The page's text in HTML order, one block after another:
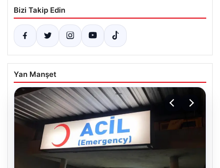
Bizi Takip Edin
Yan Manşet